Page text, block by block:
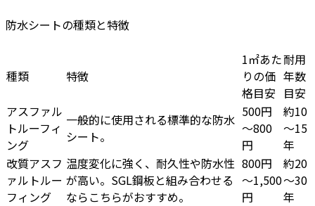
防水シートの種類と特徴
種類 特徴
1㎡あた
りの価
格目安
耐用
年数
目安
アスファル
トルーフィ
ング
一般的に使用される標準的な防水
シート。
500円
～800
円
約10
～15
年
改質アスフ
ァルトルー
フィング
温度変化に強く、耐久性や防水性
が高い。SGL鋼板と組み合わせる
ならこちらがおすすめ。
800円
～1,500
円
約20
～30
年